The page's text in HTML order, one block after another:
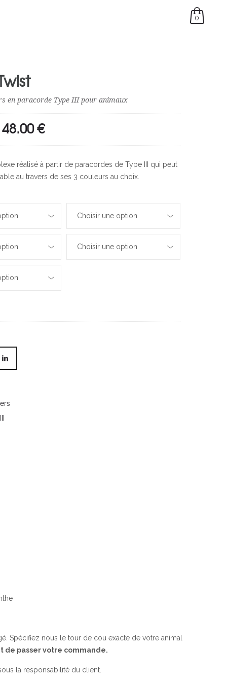
0
en paracorde Type III pour animaux
48.00€Plage
30.00 €
réalisé à partir de paracordes de Type III qui peut
au travers de ses 3 couleurs au choix.
Choisir une option
Choisir une option
Spécifiez nous le tour de cou exacte de votre animal
de passer votre commande.
la responsabilité du client.